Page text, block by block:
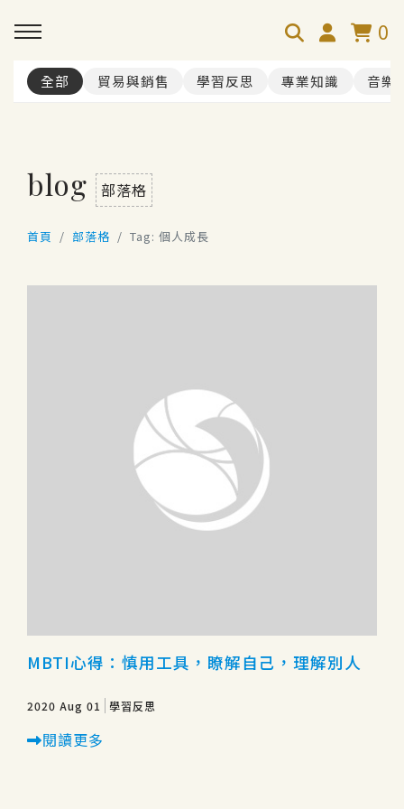
0
全部 貿易與銷售 學習反思 專業知識 音樂
blog 部落格
首頁 部落格 Tag: 個人成長
MBTI心得：慎用工具，瞭解自己，理解別人
2020 Aug 01 學習反思
閱讀更多